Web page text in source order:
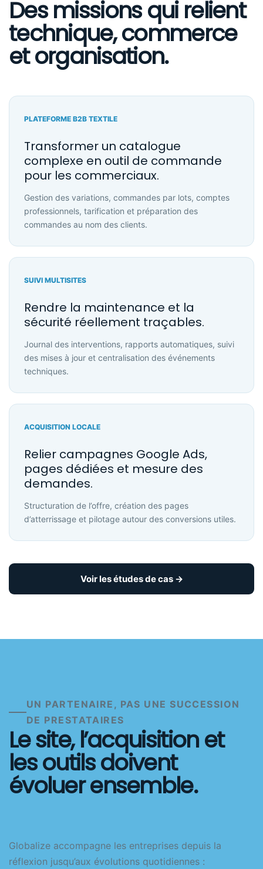
Des missions qui relient
technique, commerce
et organisation.
PLATEFORME B2B TEXTILE
Transformer un catalogue
complexe en outil de commande
pour les commerciaux.
Gestion des variations, commandes par lots, comptes
professionnels, tarification et préparation des
commandes au nom des clients.
SUIVI MULTISITES
Rendre la maintenance et la
sécurité réellement traçables.
Journal des interventions, rapports automatiques, suivi
des mises à jour et centralisation des événements
techniques.
ACQUISITION LOCALE
Relier campagnes Google Ads,
pages dédiées et mesure des
demandes.
Structuration de l’offre, création des pages
d’atterrissage et pilotage autour des conversions utiles.
Voir les études de cas →
UN PARTENAIRE, PAS UNE SUCCESSION
DE PRESTATAIRES
Le site, l’acquisition et
les outils doivent
évoluer ensemble.
Globalize accompagne les entreprises depuis la
réflexion jusqu’aux évolutions quotidiennes :